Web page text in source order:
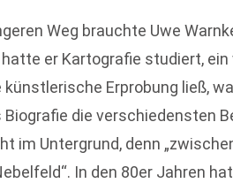
Weg brauchte Uwe
hatte er Kartografie studiert,
Erprobung ließ,
Biografie die verschiedensten
im Untergrund, denn
In den 80er Jahren